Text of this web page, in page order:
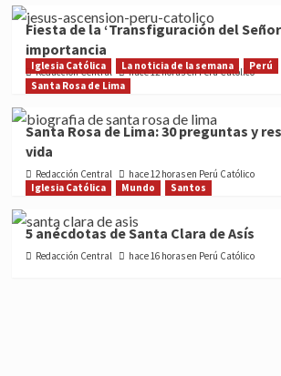
Fiesta de la ‘Transfiguración del
importancia
Redacción Central hace 12 horas en Perú Católico
Iglesia Católica La noticia de la semana
Perú
Santa Rosa de Lima
Santa Rosa de Lima: 30 preguntas y
vida
Redacción Central
hace 12 horas en Perú Católico
Iglesia Católica
Mundo Santos
5 anécdotas de Santa Clara de Asís
Redacción Central hace 16 horas en Perú Católico